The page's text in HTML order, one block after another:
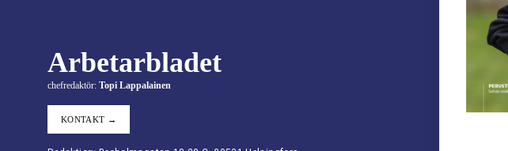
Arbetarbladet
chefredaktör: Topi Lappalainen
KONTAKT →